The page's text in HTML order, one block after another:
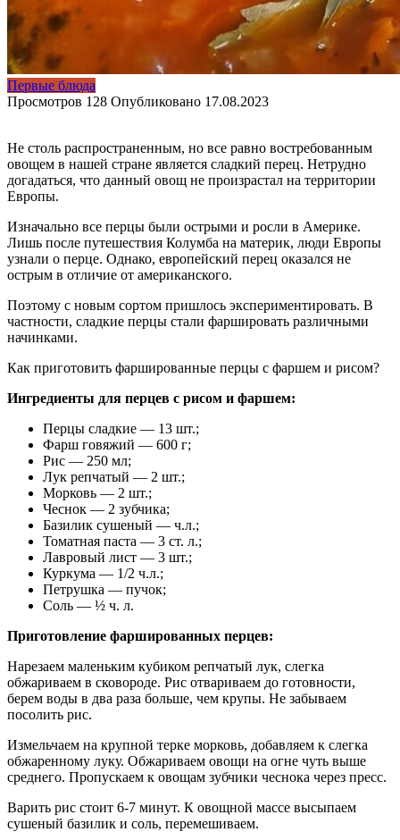
Первые блюда
Просмотров 128 Опубликовано 17.08.2023
Не столь распространенным, но все равно востребованным
овощем в нашей стране является сладкий перец. Нетрудно
догадаться, что данный овощ не произрастал на территории
Европы.
Изначально все перцы были острыми и росли в Америке.
Лишь после путешествия Колумба на материк, люди Европы
узнали о перце. Однако, европейский перец оказался не
острым в отличие от американского.
Поэтому с новым сортом пришлось экспериментировать. В
частности, сладкие перцы стали фаршировать различными
начинками.
Как приготовить фаршированные перцы с фаршем и рисом?
Ингредиенты для перцев с рисом и фаршем:
Перцы сладкие — 13 шт.;
Фарш говяжий — 600 г;
Рис — 250 мл;
Лук репчатый — 2 шт.;
Морковь — 2 шт.;
Чеснок — 2 зубчика;
Базилик сушеный — ч.л.;
Томатная паста — 3 ст. л.;
Лавровый лист — 3 шт.;
Куркума — 1/2 ч.л.;
Петрушка — пучок;
Соль — ½ ч. л.
Приготовление фаршированных перцев:
Нарезаем маленьким кубиком репчатый лук, слегка
обжариваем в сковороде. Рис отвариваем до готовности,
берем воды в два раза больше, чем крупы. Не забываем
посолить рис.
Измельчаем на крупной терке морковь, добавляем к слегка
обжаренному луку. Обжариваем овощи на огне чуть выше
среднего. Пропускаем к овощам зубчики чеснока через пресс.
Варить рис стоит 6-7 минут. К овощной массе высыпаем
сушеный базилик и соль, перемешиваем.